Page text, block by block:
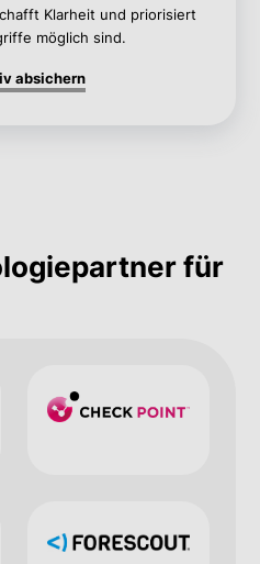
Klarheit und priorisiert
möglich sind.
absichern
für